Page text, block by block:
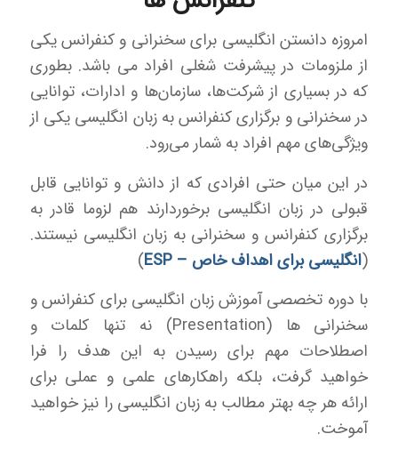
امروزه دانستن انگلیسی برای سخنرانی و کنفرانس یکی
از ملزومات در پیشرفت شغلی افراد می باشد. بطوری
که در بسیاری از شرکت‌ها، سازمان‌ها و ادارات، توانایی
در سخنرانی و برگزاری کنفرانس به زبان انگلیسی یکی از
ویژگی‌های مهم افراد به شمار می‌رود.
در این میان حتی افرادی که از دانش و توانایی قابل
قبولی در زبان انگلیسی برخوردارند هم لزوما قادر به
برگزاری کنفرانس و سخنرانی به زبان انگلیسی نیستند.
(انگلیسی برای اهداف خاص – ESP
)
با دوره تخصصی آموزش زبان انگلیسی برای کنفرانس و
سخنرانی ها (Presentation) نه تنها کلمات و
اصطلاحات مهم برای رسیدن به این هدف را فرا
خواهید گرفت، بلکه راهکارهای علمی و عملی برای
ارائه هر چه بهتر مطالب به زبان انگلیسی را نیز خواهید
آموخت.